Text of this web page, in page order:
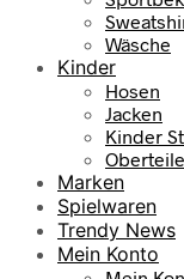
Wäsche
Kinder
Hosen
Jacken
Kinder
Oberteile
Marken
Spielwaren
Trendy News
Mein Konto